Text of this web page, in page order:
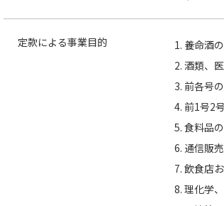
定款による事業目的
養命酒
酒類、
前各号
前1号2
食料品
通信販
飲食店
理化学